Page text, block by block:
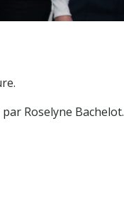
Roselyne Bachelot.